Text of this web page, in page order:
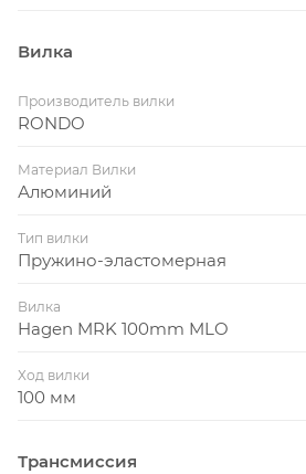
Вилка
Производитель вилки
RONDO
Материал Вилки
Алюминий
Тип вилки
Пружино-эластомерная
Вилка
Hagen MRK 100mm MLO
Ход вилки
100 мм
Трансмиссия